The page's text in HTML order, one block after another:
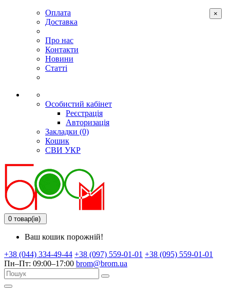
Оплата
Доставка
Про нас
Контакти
Новини
Статті
Особистий кабінет
Реєстрація
Авторизація
Закладки (0)
Кошик
СВИ УКР
0 товар(ів)
Ваш кошик порожній!
+38 (044) 334-49-44 +38 (097) 559-01-01 +38 (095) 559-01-01
Пн–Пт: 09:00–17:00 brom@brom.ua
×